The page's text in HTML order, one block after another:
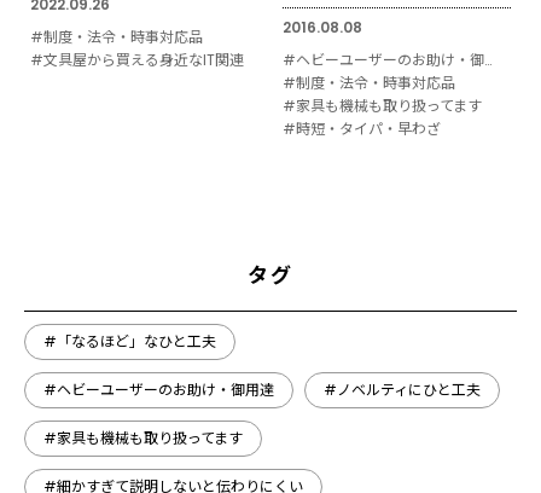
#制度・法令・時事対応品
#文具屋から買える身近なIT関連
2016.08.08
#ヘビーユーザーのお助け・御用達
#制度・法令・時事対応品
#家具も機械も取り扱ってます
#時短・タイパ・早わざ
タグ
#「なるほど」なひと工夫
#ヘビーユーザーのお助け・御用達 #ノベルティにひと工夫
#家具も機械も取り扱ってます
#細かすぎて説明しないと伝わりにくい